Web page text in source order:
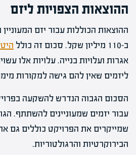
ההוצאות הצפויות ליזם
ההוצאות הכוללות עבור יזם
ב-110 מיליון שקל. סכום זה כולל
אגרות ועלויות בנייה. עלויות אלו
ליזמים שאין להם גישה למקורות
הסכום הגבוה הנדרש להשקעה
עבור יזמים שמעוניינים להשתתף.
שמייקרים את הפרויקט כוללים גם
הבירוקרטיות והרגולטוריות.